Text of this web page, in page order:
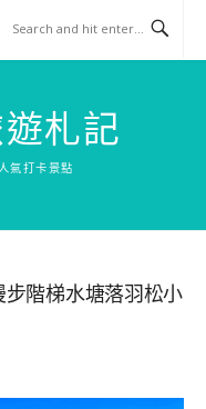
札記
氣打卡景點
階梯水塘落羽松小